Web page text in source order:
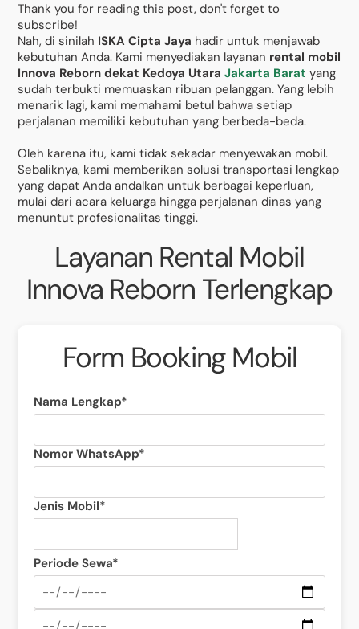
Thank you for reading this post, don't forget to
subscribe!
Nah, di sinilah ISKA Cipta Jaya hadir untuk menjawab
kebutuhan Anda. Kami menyediakan layanan rental mobil
Innova Reborn dekat Kedoya UtaraJakarta Barat yang
sudah terbukti memuaskan ribuan pelanggan. Yang lebih
menarik lagi, kami memahami betul bahwa setiap
perjalanan memiliki kebutuhan yang berbeda-beda.
Oleh karena itu, kami tidak sekadar menyewakan mobil.
Sebaliknya, kami memberikan solusi transportasi lengkap
yang dapat Anda andalkan untuk berbagai keperluan,
mulai dari acara keluarga hingga perjalanan dinas yang
menuntut profesionalitas tinggi.
Layanan Rental Mobil
Innova Reborn Terlengkap
Form Booking Mobil
Nama Lengkap*
Nomor WhatsApp*
Jenis Mobil*
Periode Sewa*